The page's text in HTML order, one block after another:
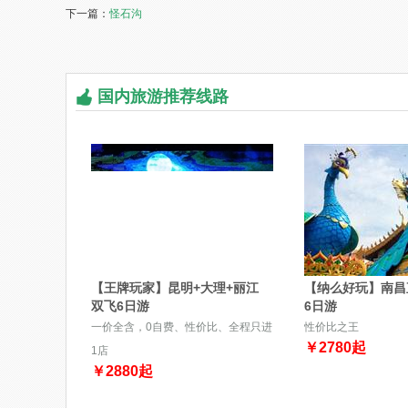
下一篇：怪石沟
国内旅游推荐线路
【王牌玩家】昆明+大理+丽江
双飞6日游
一价全含，0自费、性价比、全程只进
1店
￥2880起
【纳么好玩】南
6日游
性价比之王
￥2780起